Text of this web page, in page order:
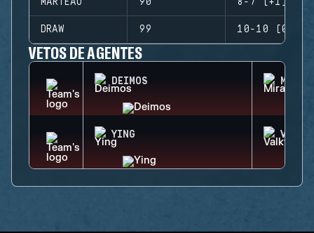
DRAW 99 10-10 (0)
VETOS DE AGENTES
DEIMOS MIRA
YING